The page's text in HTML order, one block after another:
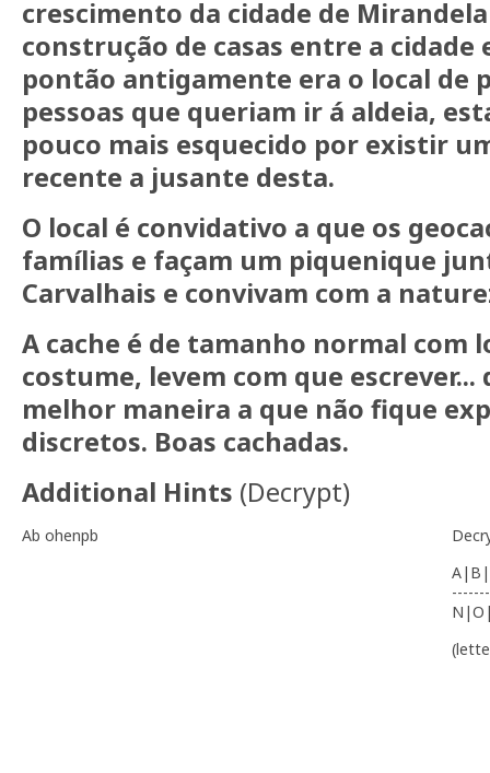
crescimento da cidade de
construção de casas entre a cidade
pontão antigamente era o local de
pessoas que queriam ir á aldeia,
pouco mais esquecido por existir
recente a jusante desta.
O local é convidativo a que os
famílias e façam um piquenique
Carvalhais e convivam com a
A cache é de tamanho normal com
costume, levem com que
melhor maneira a que não fique
discretos. Boas cachadas.
Additional Hints (Decrypt)
Ab ohenpb